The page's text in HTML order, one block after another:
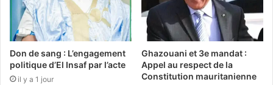
Don de sang : L’engagement
politique d’El Insaf par l’acte
il y a 1 jour
Ghazouani et 3e mandat :
Appel au respect de la
Constitution mauritanienne